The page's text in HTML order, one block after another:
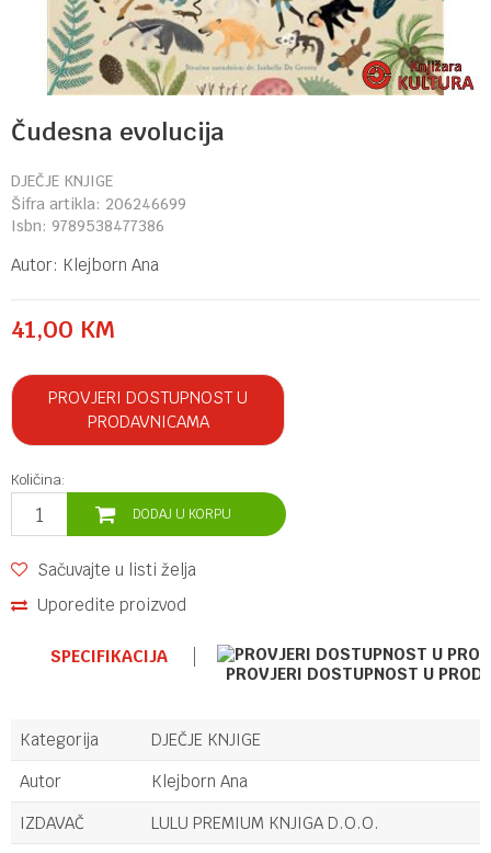
Čudesna evolucija
DJEČJE KNJIGE
Šifra artikla: 206246699
Isbn: 9789538477386
Autor: Klejborn Ana
41,00 KM
PROVJERI DOSTUPNOST U
PRODAVNICAMA
Količina:
DODAJ U KORPU
Sačuvajte u listi želja
Uporedite proizvod
SPECIFIKACIJA
PROVJERI DOSTUPNOST U
Kategorija
DJEČJE KNJIGE
Autor
Klejborn Ana
IZDAVAČ
LULU PREMIUM KNJIGA D.O.O.